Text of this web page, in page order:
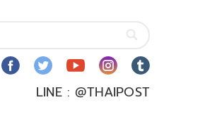
LINE : @THAIPOST